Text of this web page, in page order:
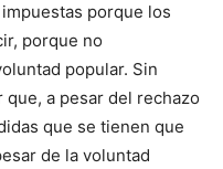
porque los
porque no
popular. Sin
a pesar del rechazo
que se tienen que
de la voluntad